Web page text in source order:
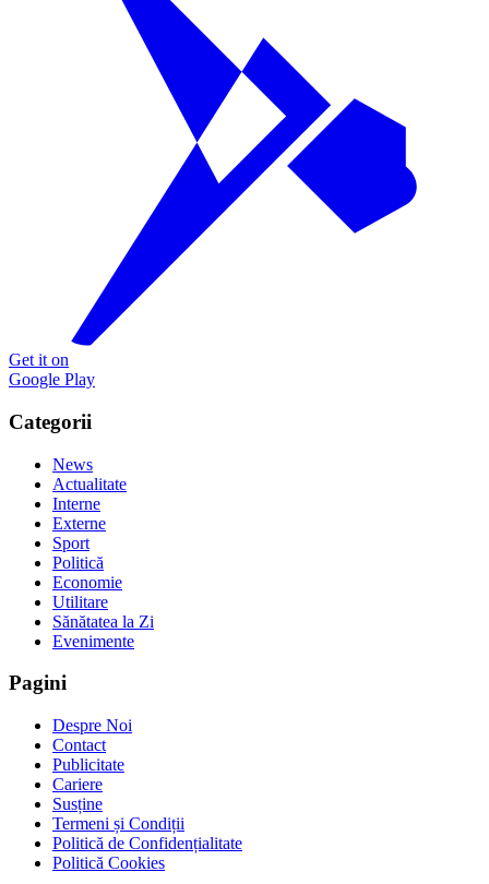
Get it on
Google Play
Categorii
News
Actualitate
Interne
Externe
Sport
Politică
Economie
Utilitare
Sănătatea la Zi
Evenimente
Pagini
Despre Noi
Contact
Publicitate
Cariere
Susține
Termeni și Condiții
Politică de Confidențialitate
Politică Cookies